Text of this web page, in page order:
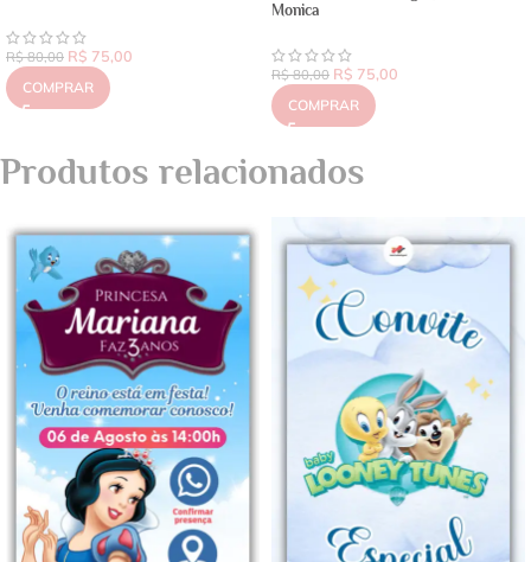
R$80,00 R$ 75,00
COMPRAR
Monica
R$80,00 R$ 75,00
COMPRAR
Produtos relacionados